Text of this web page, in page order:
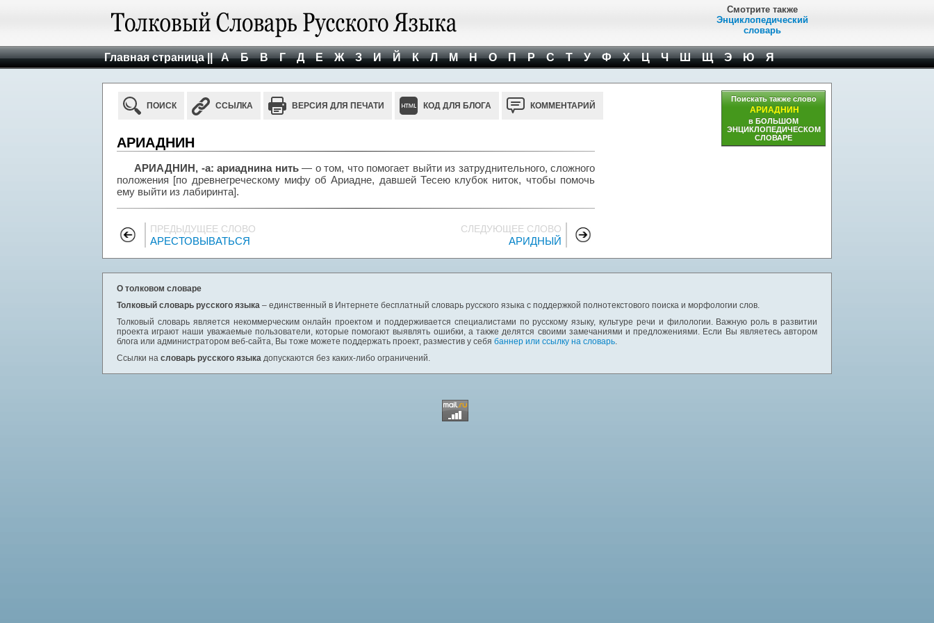
Смотрите также
Энциклопедический
словарь
Главная страница || А Б В Г Д Е Ж З И Й К Л М Н О П Р С Т У Ф Х Ц Ч Ш Щ Э Ю Я
ПОИСК ССЫЛКА ВЕРСИЯ ДЛЯ ПЕЧАТИ КОД ДЛЯ БЛОГА КОММЕНТАРИЙ
АРИАДНИН
АРИАДНИН, -а: ариаднина нить— о том, что помогает выйти из затруднительного, сложного
положения [по древнегреческому мифу об Ариадне, давшей Тесею клубок ниток, чтобы помочь
ему выйти из лабиринта].
ПРЕДЫДУЩЕЕ СЛОВО
АРЕСТОВЫВАТЬСЯ
СЛЕДУЮЩЕЕ СЛОВО
АРИДНЫЙ
Поискать также слово
АРИАДНИН
в БОЛЬШОМ
ЭНЦИКЛОПЕДИЧЕСКОМ
СЛОВАРЕ
О толковом словаре
Толковый словарь русского языка – единственный в Интернете бесплатный словарь русского языка с поддержкой полнотекстового поиска и морфологии слов.
Толковый словарь является некоммерческим онлайн проектом и поддерживается специалистами по русскому языку, культуре речи и филологии. Важную роль в развитии
проекта играют наши уважаемые пользователи, которые помогают выявлять ошибки, а также делятся своими замечаниями и предложениями. Если Вы являетесь автором
блога или администратором веб-сайта, Вы тоже можете поддержать проект, разместив у себя баннер или ссылку на словарь.
Ссылки на словарь русского языка допускаются без каких-либо ограничений.